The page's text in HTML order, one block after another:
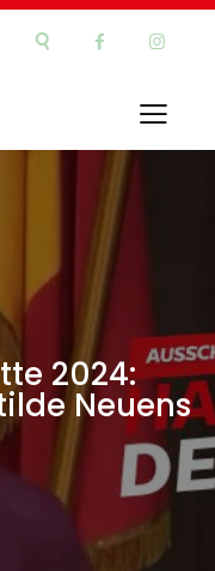
2024:
Neuens